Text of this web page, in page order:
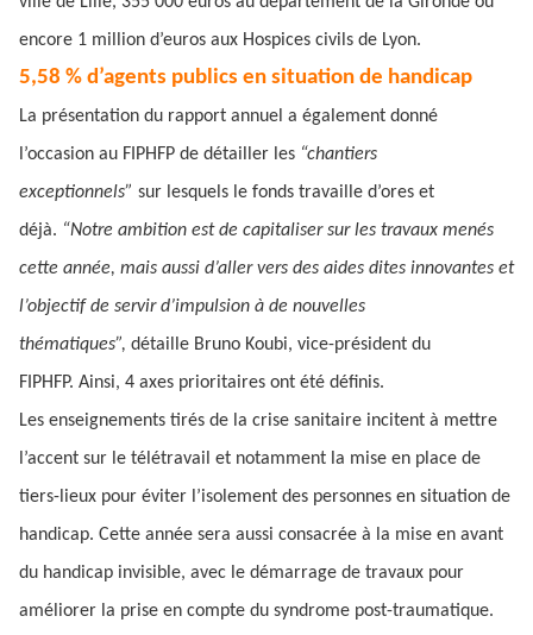
encore 1 million d’euros aux Hospices civils de Lyon.
5,58 % d’agents publics en situation de handicap
La présentation du rapport annuel a également donné
l’occasion au FIPHFP de détailler les “chantiers
exceptionnels” sur lesquels le fonds travaille d’ores et
déjà. “Notre ambition est de capitaliser sur les travaux menés
cette année, mais aussi d’aller vers des aides dites innovantes et
l’objectif de servir d’impulsion à de nouvelles
thématiques”, détaille Bruno Koubi, vice-président du
FIPHFP. Ainsi, 4 axes prioritaires ont été définis.
Les enseignements tirés de la crise sanitaire incitent à mettre
l’accent sur le télétravail et notamment la mise en place de
tiers-lieux pour éviter l’isolement des personnes en situation de
handicap. Cette année sera aussi consacrée à la mise en avant
du handicap invisible, avec le démarrage de travaux pour
améliorer la prise en compte du syndrome post-traumatique.